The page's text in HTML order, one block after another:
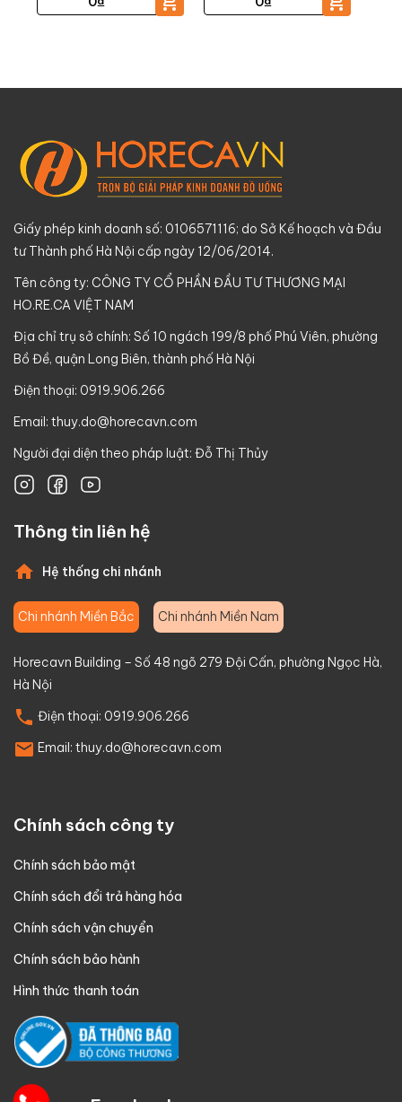
Giấy phép kinh doanh số: 0106571116; do Sở Kế hoạch và Đầu
tư Thành phố Hà Nội cấp ngày 12/06/2014.
Tên công ty: CÔNG TY CỔ PHẦN ĐẦU TƯ THƯƠNG MẠI
HO.RE.CA VIỆT NAM
Địa chỉ trụ sở chính: Số 10 ngách 199/8 phố Phú Viên, phường
Bồ Đề, quận Long Biên, thành phố Hà Nội
Điện thoại: 0919.906.266
Email: thuy.do@horecavn.com
Người đại diện theo pháp luật: Đỗ Thị Thủy
Thông tin liên hệ
Hệ thống chi nhánh
Chi nhánh Miền Bắc Chi nhánh Miền Nam
Horecavn Building – Số 48 ngõ 279 Đội Cấn, phường Ngọc Hà,
Hà Nội
Điện thoại: 0919.906.266
Email: thuy.do@horecavn.com
Chính sách công ty
Chính sách bảo mật
Chính sách đổi trả hàng hóa
Chính sách vận chuyển
Chính sách bảo hành
Hình thức thanh toán